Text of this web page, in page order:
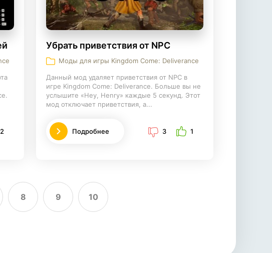
2
Убрать приветствия от NPC
Моды для игры Kingdom Come: Deliverance
Данный мод удаляет приветствия от NPC в
игре Kingdom Come: Deliverance. Больше вы не
услышите «Hey, Henry» каждые 5 секунд. Этот
мод отключает приветствия, а...
Подробнее 3 1
8 9 10